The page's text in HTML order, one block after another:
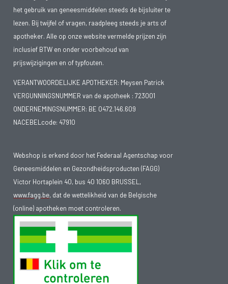
vaker getroffen dan mannen. Genezen is niet mogelijk maar
met medicatie kunnen de klachten wel verlicht worden. De
behandeling kan sterk verschillen afhankelijk van de soort en
de ernst van de klachten.
zwangerschap goed plannen. Voor men zwanger wil worden
zou de aandoening onder controle moeten zijn (medicatie).
zeldzame aandoening bij pasgeborenen is neonatale lupus.
Hierbij geeft een moeder met lupus tijdens de zwangerschap
bepaalde antistoffen door aan het kind. De baby heeft zelf
geen lupus maar kan wel huidletsels of hartproblemen
ontwikkelen.
het gebruik van geneesmiddelen steeds de bijsluiter te
lezen. Bij twijfel of vragen, raadpleeg steeds je arts of
apotheker. Alle op onze website vermelde prijzen zijn
inclusief BTW en onder voorbehoud van
prijswijzigingen en of typfouten.
VERANTWOORDELIJKE APOTHEKER: Meysen Patrick
VERGUNNINGSNUMMER van de apotheek : 723001
ONDERNEMINGSNUMMER: BE 0472.146.609
NACEBELcode: 47910
Webshop is erkend door het Federaal Agentschap voor
Geneesmiddelen en Gezondheidsproducten (FAGG)
Victor Hortaplein 40, bus 40 1060 BRUSSEL,
www.fagg.be, dat de wettelikheid van de Belgische
(online) apotheken moet controleren.